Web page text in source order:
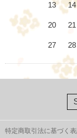
13 14
20 21
27 28
特定商取引法に基づく